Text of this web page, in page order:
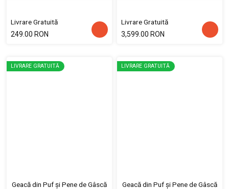
Livrare Gratuită
249.00 RON
Livrare Gratuită
3,599.00 RON
LIVRARE GRATUITĂ
Geacă din Puf și Pene de Gâscă
LIVRARE GRATUITĂ
Geacă din Puf și Pene de Gâscă